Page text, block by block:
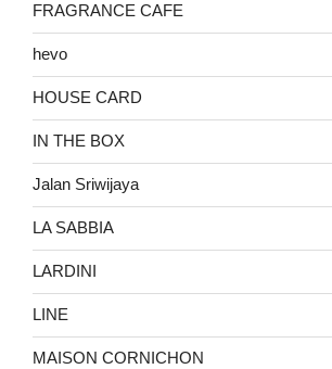
FRAGRANCE CAFE
hevo
HOUSE CARD
IN THE BOX
Jalan Sriwijaya
LA SABBIA
LARDINI
LINE
MAISON CORNICHON